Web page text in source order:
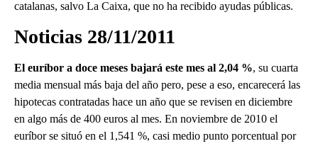
catalanas, salvo La Caixa, que no ha recibido ayudas públicas.
Noticias 28/11/2011
El euríbor a doce meses bajará este mes al 2,04 %, su cuarta
media mensual más baja del año pero, pese a eso, encarecerá las
hipotecas contratadas hace un año que se revisen en diciembre
en algo más de 400 euros al mes. En noviembre de 2010 el
euríbor se situó en el 1,541 %, casi medio punto porcentual por